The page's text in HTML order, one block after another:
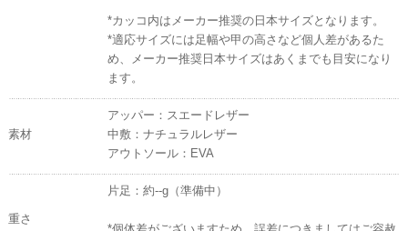
*カッコ内はメーカー推奨の日本サイズとなります。
*適応サイズには足幅や甲の高さなど個人差があるた
め、メーカー推奨日本サイズはあくまでも目安になり
ます。
素材
アッパー：スエードレザー
中敷：ナチュラルレザー
アウトソール：EVA
重さ
片足：約--g（準備中）